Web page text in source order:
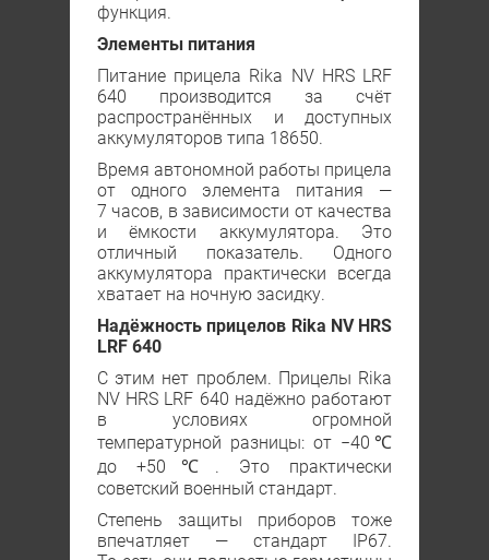
функция.
Элементы питания
Питание прицела Rika NV HRS LRF
640 производится за счёт
распространённых и доступных
аккумуляторов типа 18650.
Время автономной работы прицела
от одного элемента питания —
7 часов, в зависимости от качества
и ёмкости аккумулятора. Это
отличный показатель. Одного
аккумулятора практически всегда
хватает на ночную засидку.
Надёжность прицелов Rika NV HRS
LRF 640
С этим нет проблем. Прицелы Rika
NV HRS LRF 640 надёжно работают
в условиях огромной
температурной разницы: от −40℃
до +50℃. Это практически
советский военный стандарт.
Степень защиты приборов тоже
впечатляет — стандарт IP67.